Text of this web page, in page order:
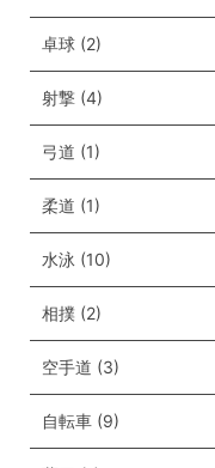
卓球 (2)
射撃 (4)
弓道 (1)
柔道 (1)
水泳 (10)
相撲 (2)
空手道 (3)
自転車 (9)